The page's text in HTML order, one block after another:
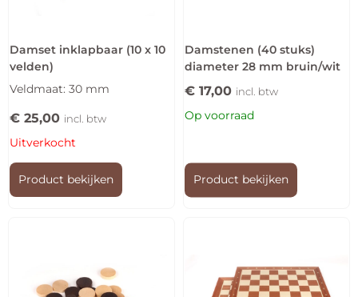
Damset inklapbaar (10 x 10
velden)
Veldmaat: 30 mm
€ 25,00 incl. btw
Uitverkocht
Product bekijken
Damstenen (40 stuks)
diameter 28 mm bruin/wit
€ 17,00 incl. btw
Op voorraad
Product bekijken